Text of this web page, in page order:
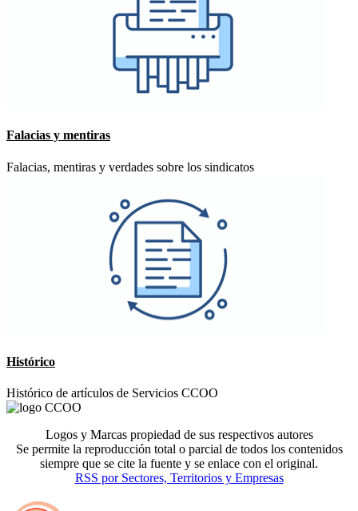
Falacias y mentiras
Falacias, mentiras y verdades sobre los sindicatos
Histórico
Histórico de artículos de Servicios CCOO
Logos y Marcas propiedad de sus respectivos autores
Se permite la reproducción total o parcial de todos los contenidos
siempre que se cite la fuente y se enlace con el original.
RSS por Sectores, Territorios y Empresas